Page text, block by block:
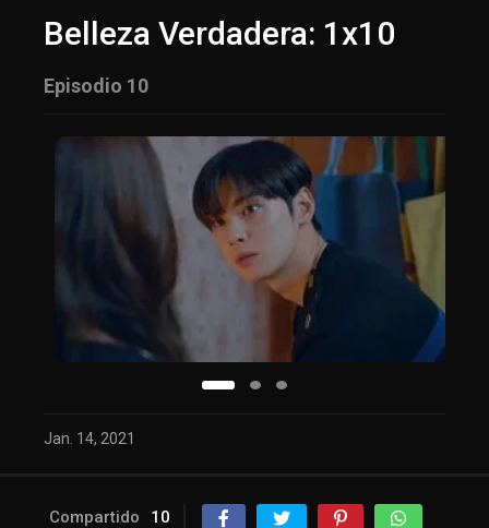
Belleza Verdadera: 1x10
Episodio 10
Jan. 14, 2021
Compartido 10